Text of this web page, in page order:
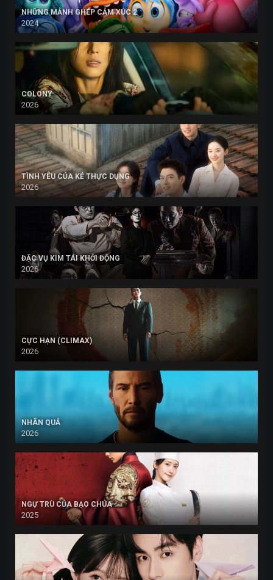
NHỮNG MẢNH GHÉP CẢM XÚC 2
2024
COLONY
2026
TÌNH YÊU CỦA KẺ THỰC DỤNG
2026
ĐẶC VỤ KIM TÁI KHỞI ĐỘNG
2026
CỰC HẠN (CLIMAX)
2026
NHÂN QUẢ
2026
NGỰ TRÙ CỦA BẠO CHÚA
2025